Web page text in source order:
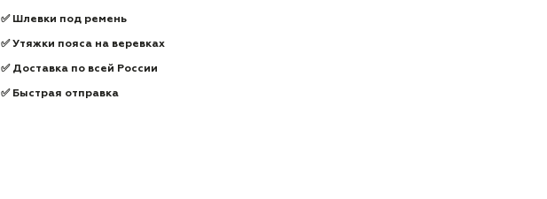
✅ Шлевки под ремень
✅ Утяжки пояса на веревках
✅ Доставка по всей России
✅ Быстрая отправка